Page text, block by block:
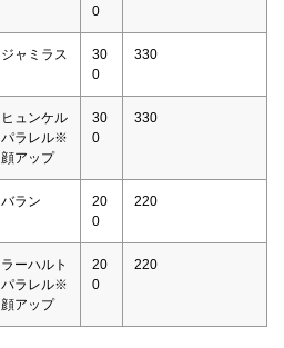
0
ジャミラス
30
0
330
ヒュンケル
パラレル※
顔アップ
30
0
330
バラン
20
0
220
ラーハルト
パラレル※
顔アップ
20
0
220